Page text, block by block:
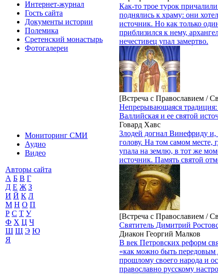
Интернет-журнал
Гость сайта
Документы истории
Полемика
Сретенский монастырь
Фотогалереи
Мониторинг СМИ
Аудио
Видео
Авторы сайта
А Б В Г
Д Е Ж З
И Й К Л
М Н О П
Р С Т У
Ф Х Ц Ч
Ш Щ Э Ю
Я
Как-то трое турок
поднялись к храму: они
источник. Но как только
приблизился к нему,
нечестивец упал замертво.
[Встреча с Православием /
Непрерывающаяся
Валлийская и ее святой
Говард Хавс
Злодей догнал Винефриду и,
голову. На том самом месте,
упала на землю, в тот же
источник. Память святой
[Встреча с Православием /
Святитель Димитрий
Диакон Георгий Малков
В век Петровских реформ
«как можно быть передовым
прошлому своего народа и
православно русскому